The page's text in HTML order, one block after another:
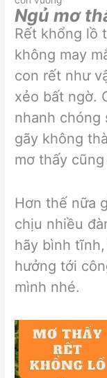
Ngủ mơ
Rết khổng lồ
không may
con rết như
xẻo bất ngờ.
nhanh chóng
gãy không
mơ thấy
Hơn thế nữa
chịu nhiều
hãy bình
hưởng tới
mình nhé.